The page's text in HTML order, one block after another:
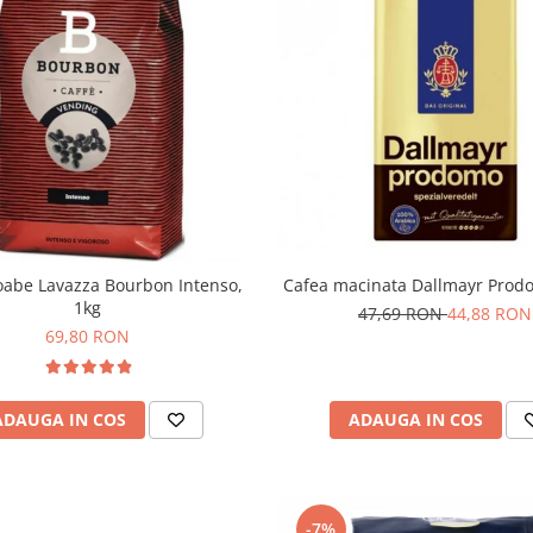
Lavazza Bourbon Intenso,
1kg
69,80 RON
IN COS
Cafea macinata Dallmayr
47,69 RON44,88 RON
ADAUGA IN COS